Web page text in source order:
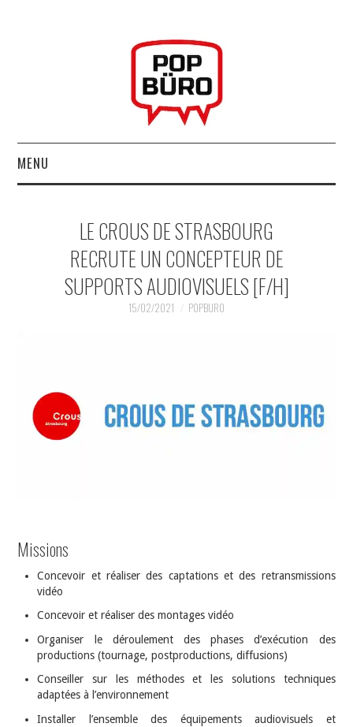
MENU
MUSIQUESACTUELLES.NET
GABBA GABBA HEY !
DOKO
LE CROUS DE STRASBOURG
RECRUTE UN CONCEPTEUR DE
SUPPORTS AUDIOVISUELS [F/H]
15/02/2021 POPBURO
Missions
Concevoir et réaliser des captations et des retransmissions
vidéo
Concevoir et réaliser des montages vidéo
Organiser le déroulement des phases d’exécution des
productions (tournage, postproductions, diffusions)
Conseiller sur les méthodes et les solutions techniques
adaptées à l’environnement
Installer l’ensemble des équipements audiovisuels et